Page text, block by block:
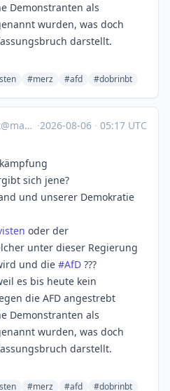
Demonstranten als
wurden, was doch
darstellt.
#merz #afd #dobrinbt
·2026-08-06 · 05:17 UTC
sich jene?
und unserer Demokratie
oder der
unter dieser Regierung
und die #AfD ???
es bis heute kein
die AFD angestrebt
Demonstranten als
wurden, was doch
darstellt.
#merz #afd #dobrinbt